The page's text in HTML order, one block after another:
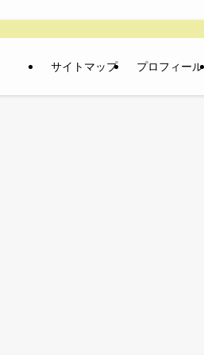
サイトマップ プロフィール